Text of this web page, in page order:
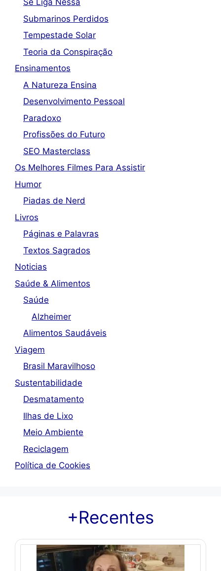
Se Liga Nessa
Submarinos Perdidos
Tempestade Solar
Teoria da Conspiração
Ensinamentos
A Natureza Ensina
Desenvolvimento Pessoal
Paradoxo
Profissões do Futuro
SEO Masterclass
Os Melhores Filmes Para Assistir
Humor
Piadas de Nerd
Livros
Páginas e Palavras
Textos Sagrados
Noticias
Saúde & Alimentos
Saúde
Alzheimer
Alimentos Saudáveis
Viagem
Brasil Maravilhoso
Sustentabilidade
Desmatamento
Ilhas de Lixo
Meio Ambiente
Reciclagem
Política de Cookies
+Recentes